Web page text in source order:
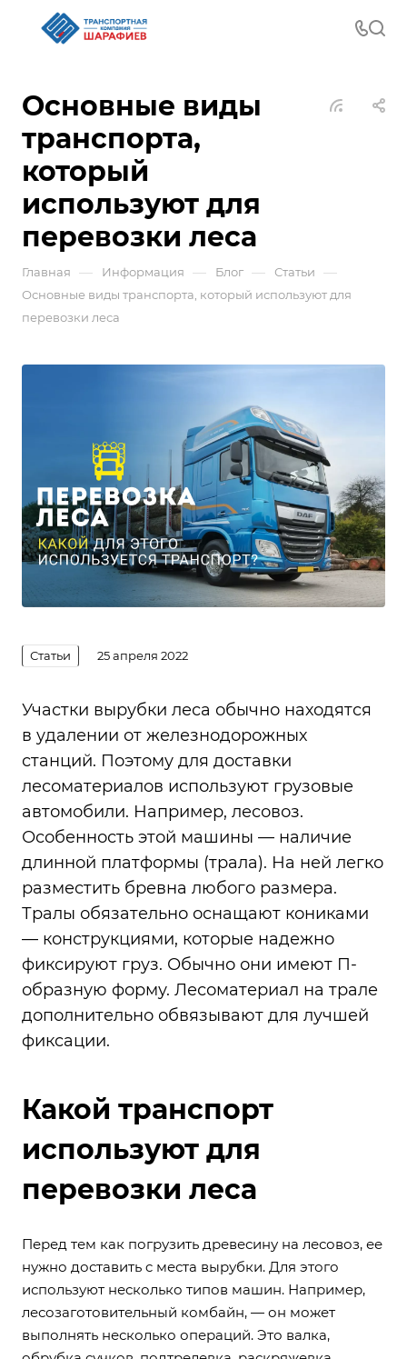
Основные виды
транспорта,
который
используют для
перевозки леса
Главная — Информация — Блог — Статьи —
Основные виды транспорта, который используют для
перевозки леса
Статьи 25 апреля 2022
Участки вырубки леса обычно находятся
в удалении от железнодорожных
станций. Поэтому для доставки
лесоматериалов используют грузовые
автомобили. Например, лесовоз.
Особенность этой машины — наличие
длинной платформы (трала). На ней легко
разместить бревна любого размера.
Тралы обязательно оснащают кониками
— конструкциями, которые надежно
фиксируют груз. Обычно они имеют П-
образную форму. Лесоматериал на трале
дополнительно обвязывают для лучшей
фиксации.
Какой транспорт
используют для
перевозки леса
Перед тем как погрузить древесину на лесовоз, ее
нужно доставить c места вырубки. Для этого
используют несколько типов машин. Например,
лесозаготовительный комбайн, — он может
выполнять несколько операций. Это валка,